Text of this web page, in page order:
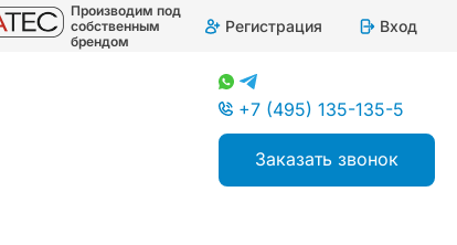
Производим под
собственным
брендом
Регистрация Вход
+7 (495) 135-135-5
Заказать звонок